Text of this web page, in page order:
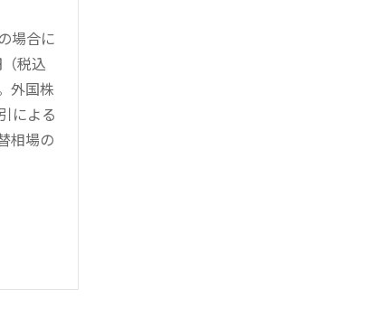
場合に
税込
外国株
による
相場の